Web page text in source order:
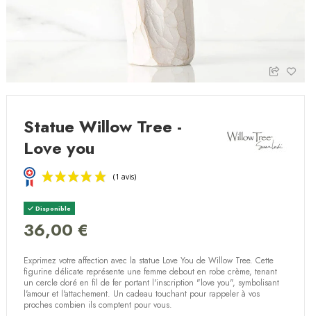
Statue Willow Tree -
Love you
(1 avis)
Disponible
36,00 €
Exprimez votre affection avec la statue Love You de Willow Tree. Cette
figurine délicate représente unefemme debout en robe crème, tenant
uncercle doré en fil de fer portant l'inscription "love you", symbolisant
l'amour et l'attachement. Uncadeau touchant pour rappeler à vos
proches combien ils comptent pour vous.